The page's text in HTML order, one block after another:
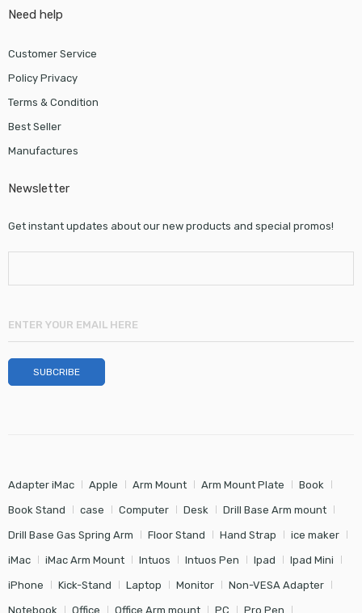
Need help
Customer Service
Policy Privacy
Terms & Condition
Best Seller
Manufactures
Newsletter
Get instant updates about our new products and special promos!
Adapter iMac Apple Arm Mount Arm Mount Plate Book
Book Stand case Computer Desk Drill Base Arm mount
Drill Base Gas Spring Arm Floor Stand Hand Strap ice maker
iMac iMac Arm Mount Intuos Intuos Pen Ipad Ipad Mini
iPhone Kick-Stand Laptop Monitor Non-VESA Adapter
Notebook Office Office Arm mount PC Pro Pen